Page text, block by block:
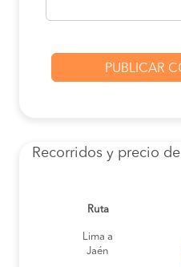
Recorridos y precio de
Ruta
Lima a
Jaén